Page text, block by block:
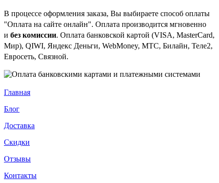
В процессе оформления заказа, Вы выбираете способ оплаты
"Оплата на сайте онлайн". Оплата производится мгновенно
и без комиссии. Оплата банковской картой (VISA, MasterCard,
Мир), QIWI, Яндекс Деньги, WebMoney, МТС, Билайн, Теле2,
Евросеть, Связной.
Главная
Блог
Доставка
Скидки
Отзывы
Контакты